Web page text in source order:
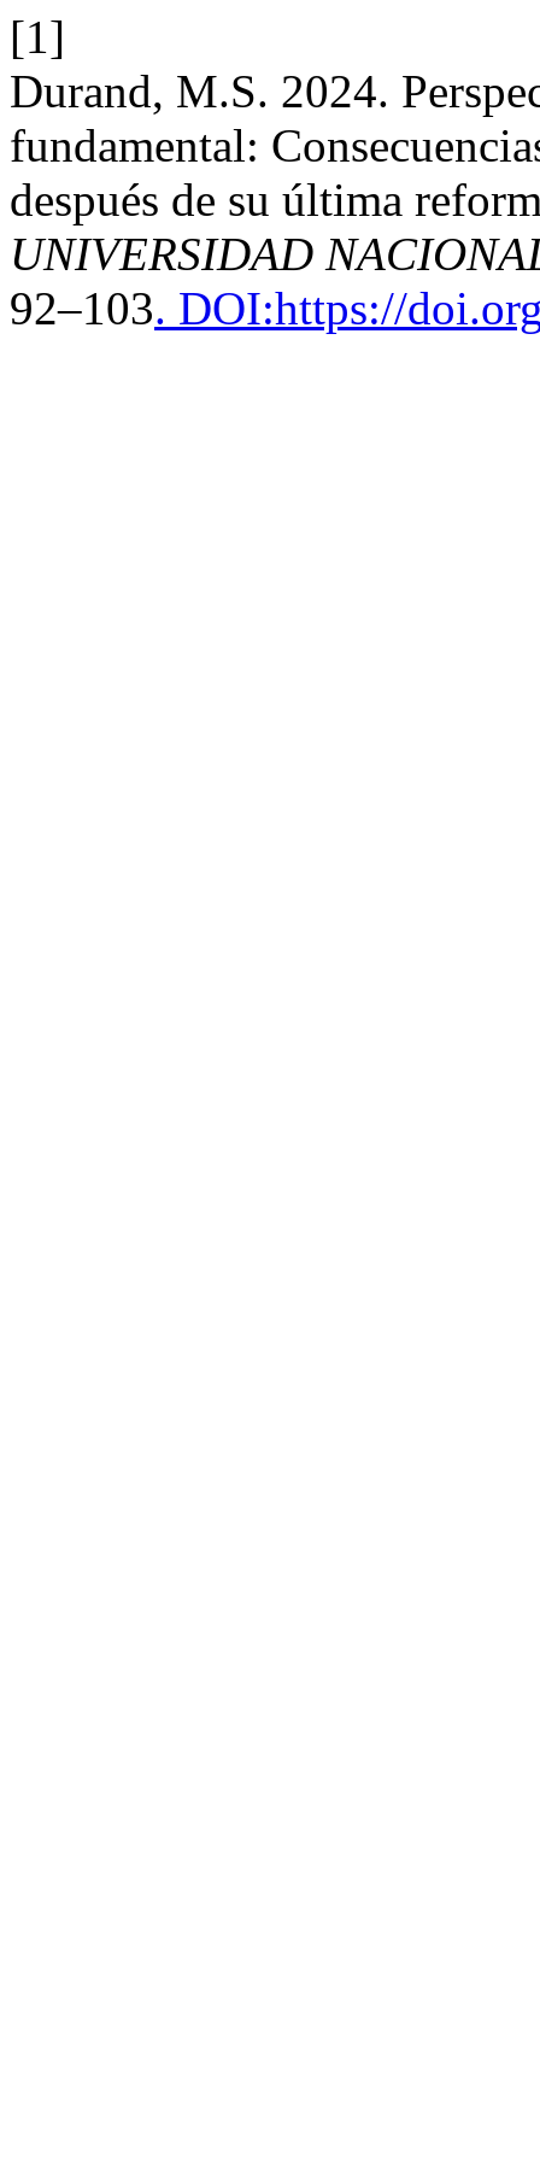
[1]
Durand, M.S. 2024.
fundamental:
después de su última
UNIVERSIDAD
92–103. DOI:https://